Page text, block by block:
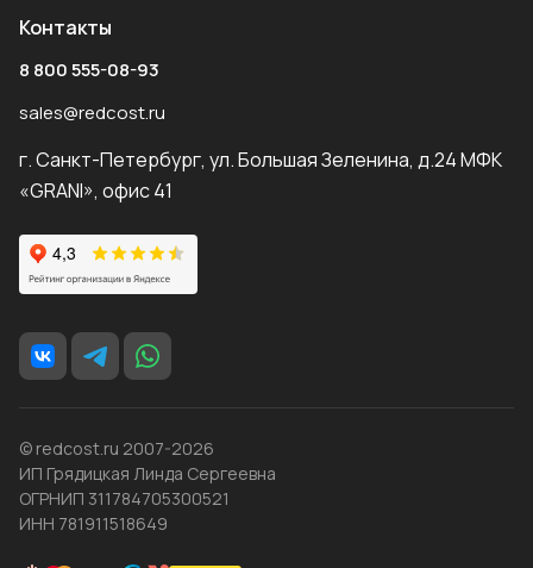
Контакты
8 800 555-08-93
sales@redcost.ru
г. Санкт-Петербург, ул. Большая Зеленина, д.24 МФК
«GRANI», офис 41
© redcost.ru 2007-2026
ИП Грядицкая Линда Сергеевна
ОГРНИП 311784705300521
ИНН 781911518649